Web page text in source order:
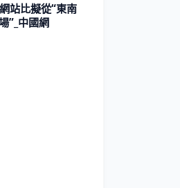
站比擬從“東南
”_中國網